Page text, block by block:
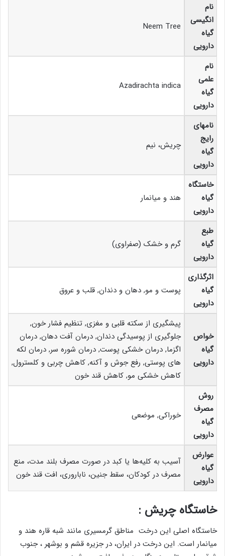
نام
انگیسی
گیاه
دارویی
Neem Tree
نام
علمی
گیاه
دارویی
Azadirachta indica
نامهای
رایج
گیاه
دارویی
چریش، نیم
خاستگاه
گیاه
دارویی
هند و میانمار
طبع
گیاه
دارویی
گرم و خشک (صفراوی)
اثرگذاری
گیاه
دارویی
پوست و مو, دهان و دندان, قلب و عروق
خواص
گیاه
دارویی
پیشگیری از سکته قلبی و مغزی, تنظیم فشار خون,
جلوگیری از پوسیدگی دندان, درمان آفت دهان, درمان
اگزما, درمان خشکی پوست, درمان شوره سر, درمان لکه
های پوستی, رفع جوش و آکنه, کاهش چربی و کلسترول,
کاهش خشکی مو, کاهش قند خون
روش
مصرف
گیاه
دارویی
خوراکی, موضعی
عوارض
گیاه
دارویی
آسیب به کلیه‌ها یا کبد در صورت مصرف بلند مدت، منع
مصرف در کودکان، سقط جنین، ناباروری، افت قند خون
خاستگاه چریش :
خاستگاه اصلی این درخت مناطق گرمسیری مانند شبه قاره هند و
میانمار است. این درخت در ایران، در جزیره قشم و بوشهر ، جنوب